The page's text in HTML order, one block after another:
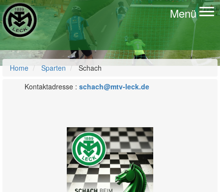
Menü
Home Sparten
Schach
Kontaktadresse : schach@mtv-leck.de